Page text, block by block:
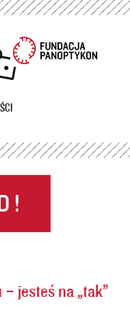
jesteś na „tak”